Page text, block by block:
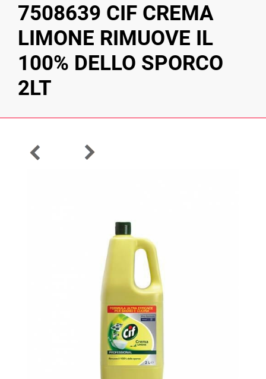
7508639 CIF CREMA
LIMONE RIMUOVE IL
100% DELLO SPORCO
2LT